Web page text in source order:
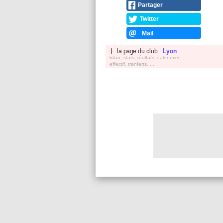
Partager
Twitter
Mail
la page du club : Lyon
bilan, stats, réultats, calendrier,
effectif, tranferts, ...